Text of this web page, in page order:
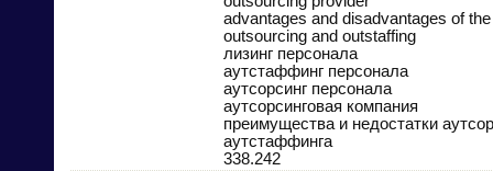
advantages and disadvantages of
outsourcing and outstaffing
лизинг персонала
аутстаффинг персонала
аутсорсинг персонала
аутсорсинговая компания
преимущества и недостатки
аутстаффинга
338.242